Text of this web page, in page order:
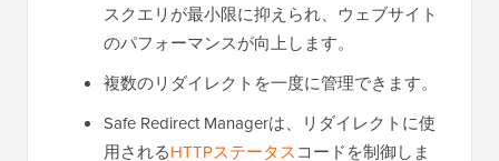
スクエリが最小限に抑えられ、ウェブサイト
のパフォーマンスが向上します。
複数のリダイレクトを一度に管理できます。
Safe Redirect Managerは、リダイレクトに使
用されるHTTPステータスコードを制御しま